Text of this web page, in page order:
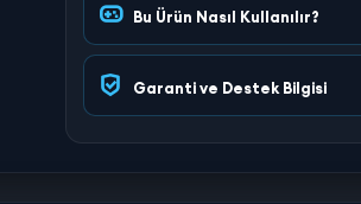
Bu Ürün Nasıl Kullanılır?
Garanti ve Destek Bilgisi